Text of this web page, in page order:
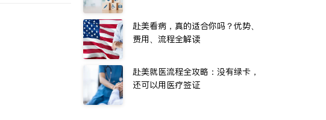
赴美看病，真的适合你吗？优势、
费用、流程全解读
赴美就医流程全攻略：没有绿卡，
还可以用医疗签证